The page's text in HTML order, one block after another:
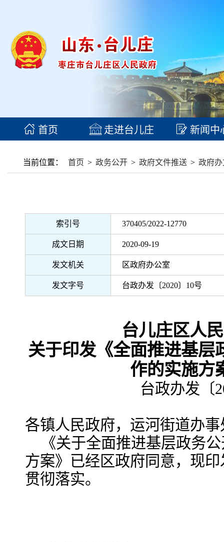
首页 走进台儿庄 新闻中
当前位置： 首页 > 政务公开 > 政府文件推送 > 政府
索引号 370405/2022-12770
成文日期 2020-09-19
发文机关 区政府办公室
发文字号 台政办发〔2020〕10号
台儿庄区人
关于印发《全面推进基层
作的实施方
台政办发〔
各镇人民政府，运河街道办
《关于全面推进基层政务
方案》已经区政府同意，现
贯彻落实。